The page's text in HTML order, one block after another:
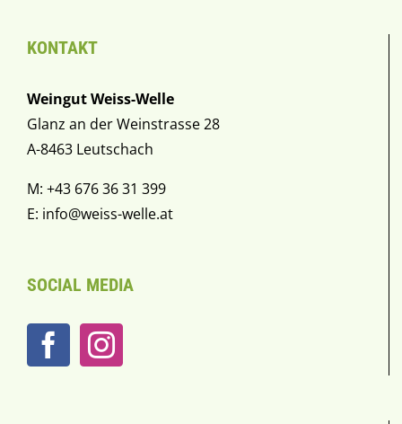
KONTAKT
Weingut Weiss-Welle
Glanz an der Weinstrasse 28
A-8463 Leutschach
M: +43 676 36 31 399
E: info@weiss-welle.at
SOCIAL MEDIA